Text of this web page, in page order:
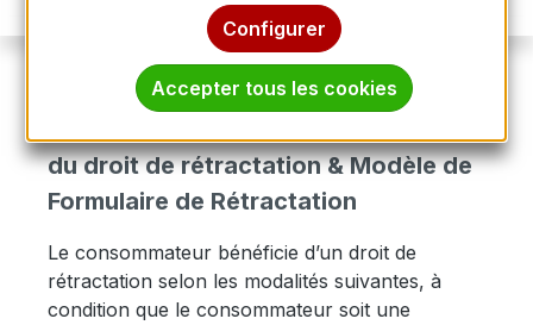
Informations Droit de rétractation
du droit de rétractation & Modèle de
Formulaire de Rétractation
Le consommateur bénéficie d’un droit de
rétractation selon les modalités suivantes, à
condition que le consommateur soit une
Configurer
Accepter tous les cookies